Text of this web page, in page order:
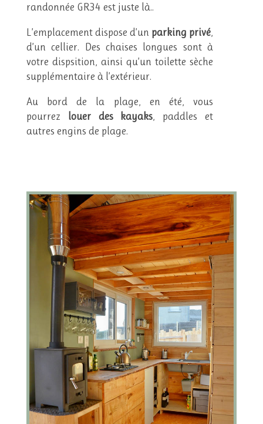
randonnée GR34 est juste là..
L’emplacement dispose d’un parking privé,
d’un cellier. Des chaises longues sont à
votre dispsition, ainsi qu’un toilette sèche
supplémentaire à l’extérieur.
Au bord de la plage, en été, vous
pourrez
louer des kayaks, paddles et
autres engins de plage.